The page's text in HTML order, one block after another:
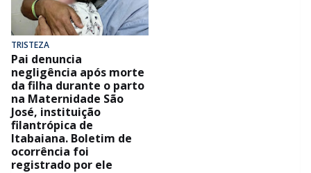
TRISTEZA
Pai denuncia
negligência após morte
da filha durante o parto
na Maternidade São
José, instituição
filantrópica de
Itabaiana. Boletim de
ocorrência foi
registrado por ele